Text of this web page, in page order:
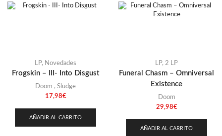
LP, Novedades
Frogskin – III- Into Disgust
Doom , Sludge
17,98€
AÑADIR AL CARRITO
LP, 2 LP
Funeral Chasm – Omniversal
Existence
Doom
29,98€
AÑADIR AL CARRITO